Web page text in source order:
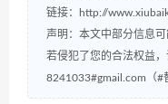
链接：
http://
声明：本文中部分信息
若侵犯了您的合法权益，
8241033#gmail.com（#